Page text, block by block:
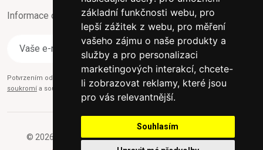
základní funkčnosti webu, pro
lepší zážitek z webu, pro měření
vašeho zájmu o naše produkty a
služby a pro personalizaci
marketingových interakcí, chcete-
li zobrazovat reklamy, které jsou
pro vás relevantnější.
Souhlasím
Informace o Novinkách a užitečné rady max. 1x za týden
Odebírat
Potvrzením odběru současně souhlasíte s našimi podmínkami o
soukromí a současně nám udělujete souhlas se zasíláním obchodních e-mailů.
© 2026 Furniture-nabytek.cz - Všechna práva vyhrazena.